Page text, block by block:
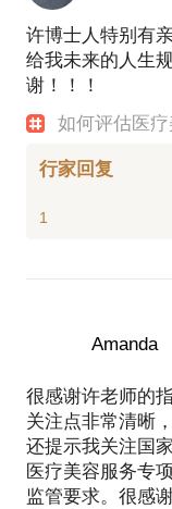
显著上升，做到
整形外科医生、
是我的标签，我
业知识和行业观
业——医疗美容
教育背景：
北大医疗产业集
中国医学科学院
医生
媒体报道：
操刀中国医美A
http://
许博士人特别有
给我未来的人生
谢！！！
如何评估医
行家回复
Amanda
很感谢许老师的
关注点非常清晰
还提示我关注国
医疗美容服务专
监管要求。很感